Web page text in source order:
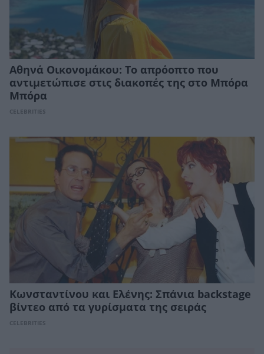
Αθηνά Οικονομάκου: Το απρόοπτο που
αντιμετώπισε στις διακοπές της στο Μπόρα
Μπόρα
CELEBRITIES
Κωνσταντίνου και Ελένης: Σπάνια backstage
βίντεο από τα γυρίσματα της σειράς
CELEBRITIES